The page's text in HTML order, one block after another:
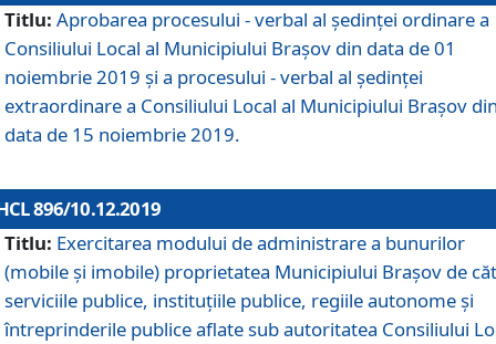
Titlu: Aprobarea procesului - verbal al şedinţei ordinare a
Consiliului Local al Municipiului Brașov din data de 01
noiembrie 2019 și a procesului - verbal al ședinței
extraordinare a Consiliului Local al Municipiului Brașov
data de 15 noiembrie 2019.
896/10.12.2019
Titlu: Exercitarea modului de administrare a bunurilor
(mobile și imobile) proprietatea Municipiului Brașov de
serviciile publice, instituțiile publice, regiile autonome și
întreprinderile publice aflate sub autoritatea Consiliului